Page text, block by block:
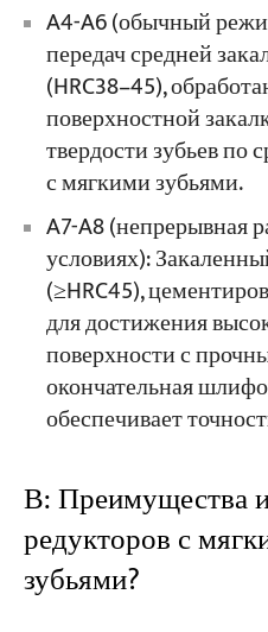
A4-A6 (обычный
передач средней
(HRC38–45),
поверхностной
твердости зубьев по
с мягкими зубьями.
A7-A8 (непрерывная
условиях):
(≥HRC45),
для достижения
поверхности с
окончательная
обеспечивает
В: Преимущества
редукторов с
зубьями?